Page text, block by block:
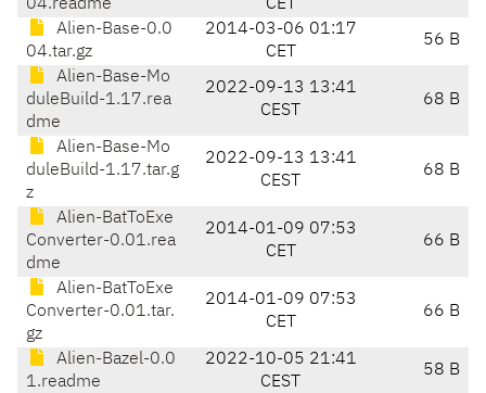
04.readme
CET
Alien-Base-0.0
04.tar.gz
2014-03-06 01:17
CET
56 B
Alien-Base-Mo
duleBuild-1.17.rea
dme
2022-09-13 13:41
CEST
68 B
Alien-Base-Mo
duleBuild-1.17.tar.g
z
2022-09-13 13:41
CEST
68 B
Alien-BatToExe
Converter-0.01.rea
dme
2014-01-09 07:53
CET
66 B
Alien-BatToExe
Converter-0.01.tar.
gz
2014-01-09 07:53
CET
66 B
Alien-Bazel-0.0
1.readme
2022-10-05 21:41
CEST
58 B